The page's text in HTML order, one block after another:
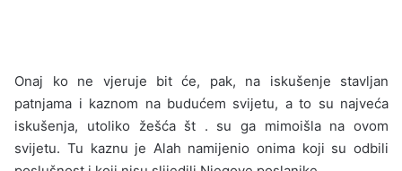
Onaj ko ne vjeruje bit će, pak, na iskušenje stavljan
patnjama i kaznom na budućem svijetu, a to su najveća
iskušenja, utoliko žešća št . su ga mimoišla na ovom
svijetu. Tu kaznu je Alah namijenio onima koji su odbili